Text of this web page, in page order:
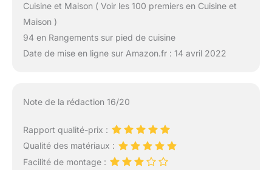
Cuisine et Maison ( Voir les 100 premiers en Cuisine et
Maison )
94 en Rangements sur pied de cuisine
Date de mise en ligne sur Amazon.fr : 14 avril 2022
Note de la rédaction 16/20
Rapport qualité-prix :
Qualité des matériaux :
Facilité de montage :